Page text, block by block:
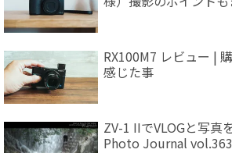
RX100M7 レビュー |
感じた事
ZV-1 IIでVLOGと写真
Photo Journal vol.363